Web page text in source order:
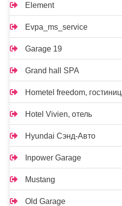
Element
Evpa_ms_service
Garage 19
Grand hall SPA
Hometel freedom,
Hotel Vivien, отель
Hyundai Сэнд-Авто
Inpower Garage
Mustang
Old Garage